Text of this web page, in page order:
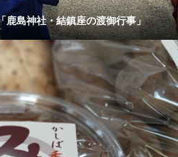
鹿島神社・結鎮座の渡御行事」